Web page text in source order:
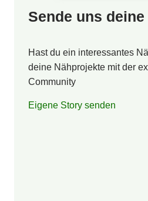
Sende uns
Hast du ein interessantes
deine Nähprojekte mit der
Community
Eigene Story senden